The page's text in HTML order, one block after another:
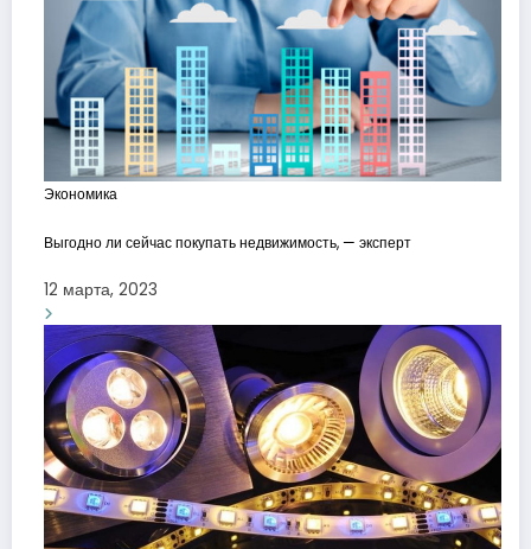
Экономика
Выгодно ли сейчас покупать недвижимость, — эксперт
12 марта, 2023